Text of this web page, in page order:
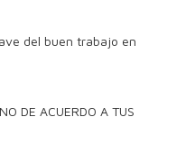
del buen trabajo en
DE ACUERDO A TUS